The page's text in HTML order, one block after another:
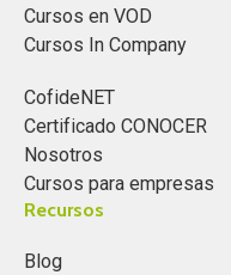
Cursos en VOD
Cursos In Company
CofideNET
Certificado CONOCER
Nosotros
Cursos para empresas
Recursos
Blog